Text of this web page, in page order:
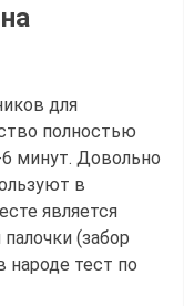
для
полностью
минут. Довольно
в
является
(забор
народе тест по